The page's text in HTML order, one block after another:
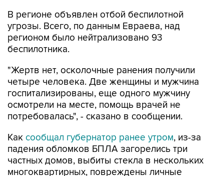
В регионе объявлен отбой беспилотной
угрозы. Всего, по данным Евраева, над
регионом было нейтрализовано 93
беспилотника.
"Жертв нет, осколочные ранения получили
четыре человека. Две женщины и мужчина
госпитализированы, еще одного мужчину
осмотрели на месте, помощь врачей не
потребовалась", - сказано в сообщении.
Как сообщал губернатор ранее утром, из-за
падения обломков БПЛА загорелись три
частных домов, выбиты стекла в нескольких
многоквартирных, повреждены личные